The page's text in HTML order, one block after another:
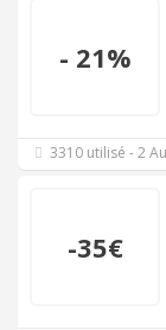
- 21%
3310 utilisé - 2
-35€